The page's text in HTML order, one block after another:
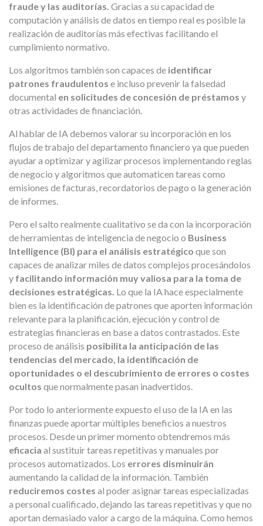
fraude y las auditorías. Gracias a su capacidad de
computación y análisis de datos en tiempo real es posible la
realización de auditorías más efectivas facilitando el
cumplimiento normativo.
Los algoritmos también son capaces de identificar
patrones fraudulentos e incluso prevenir la falsedad
documental en solicitudes de concesión de préstamos y
otras actividades de financiación.
Al hablar de IA debemos valorar su incorporación en los
flujos de trabajo del departamento financiero ya que pueden
ayudar a optimizar y agilizar procesos implementando reglas
de negocio y algoritmos que automaticen tareas como
emisiones de facturas, recordatorios de pago o la generación
de informes.
Pero el salto realmente cualitativo se da con la incorporación
de herramientas de inteligencia de negocio o Business
Intelligence (BI) para el análisis estratégico que son
capaces de analizar miles de datos complejos procesándolos
y facilitando información muy valiosa para la toma de
decisiones estratégicas. Lo que la IA hace especialmente
bien es la identificación de patrones que aporten información
relevante para la planificación, ejecución y control de
estrategias financieras en base a datos contrastados. Este
proceso de análisis posibilita la anticipación de las
tendencias del mercado, la identificación de
oportunidades o el descubrimiento de errores o costes
ocultos que normalmente pasan inadvertidos.
Por todo lo anteriormente expuesto el uso de la IA en las
finanzas puede aportar múltiples beneficios a nuestros
procesos. Desde un primer momento obtendremos más
eficacia al sustituir tareas repetitivas y manuales por
procesos automatizados. Los errores disminuirán
aumentando la calidad de la información. También
reduciremos costes al poder asignar tareas especializadas
a personal cualificado, dejando las tareas repetitivas y que no
aportan demasiado valor a cargo de la máquina. Como hemos